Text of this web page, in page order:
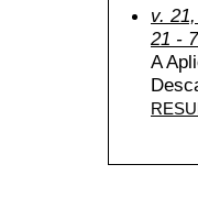
v.
21 -
A